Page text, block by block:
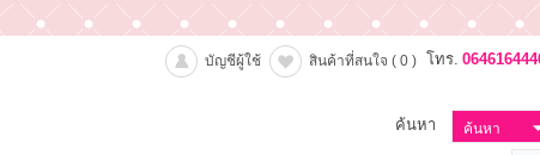
โทร.
สินค้าที่สนใจ ( 0 )
บัญชีผู้ใช้
ค้นหา